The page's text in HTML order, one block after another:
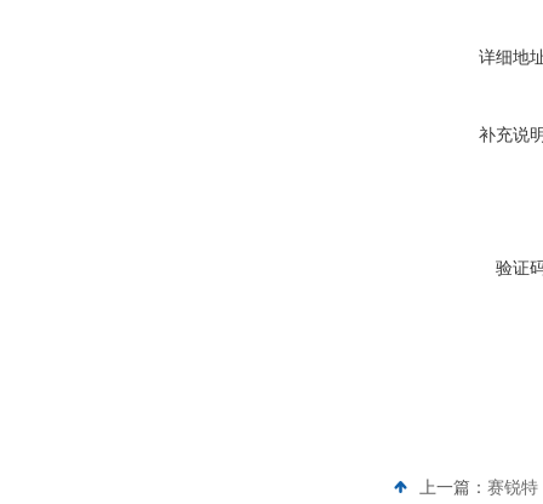
详细地
补充说
验证
上一篇： 赛锐特